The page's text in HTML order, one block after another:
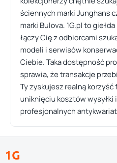
ściennych marki Junghans
marki Bulova. 1G.pl to
łączy Cię z odbiorcami
modeli i serwisów
Ciebie. Taka dostępność
sprawia, że transakcje
Ty zyskujesz realną
uniknięciu kosztów
profesjonalnych
1G